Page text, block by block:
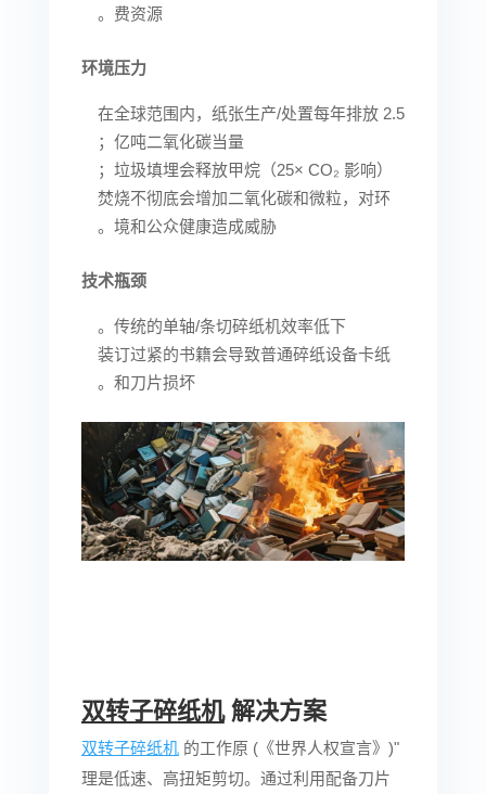
费资源。
环境压力
在全球范围内，纸张生产/处置每年排放 2.5
亿吨二氧化碳当量；
垃圾填埋会释放甲烷（25× CO₂ 影响）；
焚烧不彻底会增加二氧化碳和微粒，对环
境和公众健康造成威胁。
技术瓶颈
传统的单轴/条切碎纸机效率低下。
装订过紧的书籍会导致普通碎纸设备卡纸
和刀片损坏。
双转子碎纸机解决方案
"(《世界人权宣言》)
双转子碎纸机的工作原
理是低速、高扭矩剪切。通过利用配备刀片